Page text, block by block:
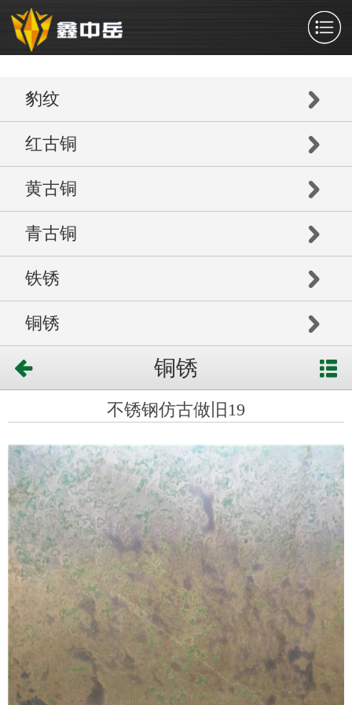
豹纹
红古铜
黄古铜
青古铜
铁锈
铜锈
铜锈
不锈钢仿古做旧19